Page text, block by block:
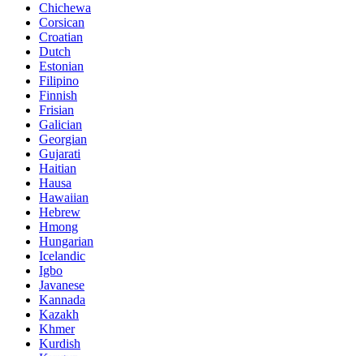
Chichewa
Corsican
Croatian
Dutch
Estonian
Filipino
Finnish
Frisian
Galician
Georgian
Gujarati
Haitian
Hausa
Hawaiian
Hebrew
Hmong
Hungarian
Icelandic
Igbo
Javanese
Kannada
Kazakh
Khmer
Kurdish